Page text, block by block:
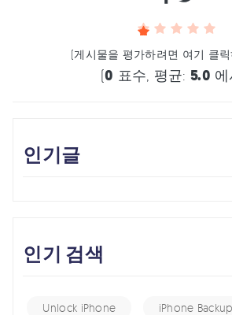
(게시물을 평가하려면 여기 클
(0 표수, 평균: 5.0
인기글
인기 검색
Unlock iPhone iPhone Backup